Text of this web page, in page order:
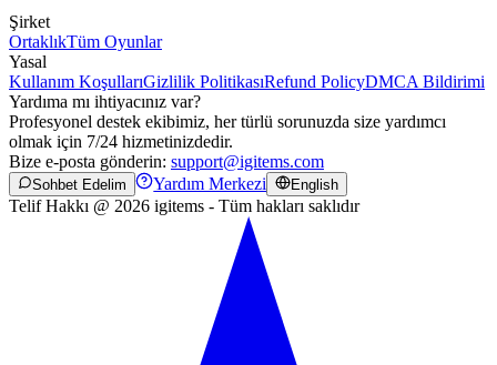
Şirket
OrtaklıkTüm Oyunlar
Yasal
Kullanım KoşullarıGizlilik PolitikasıRefund PolicyDMCA Bildirimi
Yardıma mı ihtiyacınız var?
Profesyonel destek ekibimiz, her türlü sorunuzda size yardımcı
olmak için 7/24 hizmetinizdedir.
Bize e-posta gönderin: support@igitems.com
Sohbet Edelim Yardım Merkezi English
Telif Hakkı @ 2026 igitems - Tüm hakları saklıdır